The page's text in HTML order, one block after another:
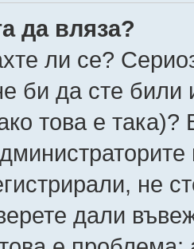
да вляза?
ли се?
би да сте
това е така)?
не
дали